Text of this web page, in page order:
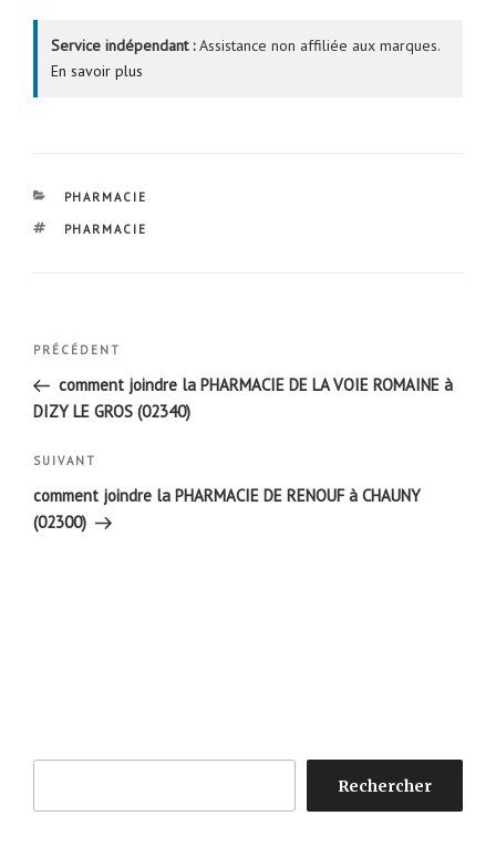
Service indépendant :Assistance non affiliée aux marques.
En savoir plus
CATÉGORIES
PHARMACIE
ÉTIQUETTES
PHARMACIE
Navigation
l’article
Article
précédent
PRÉCÉDENT
comment joindre la PHARMACIE DE LA VOIE ROMAINE à
DIZY LE GROS (02340)
Article
suivant
SUIVANT
comment joindre la PHARMACIE DE RENOUF à CHAUNY
(02300)
Rechercher